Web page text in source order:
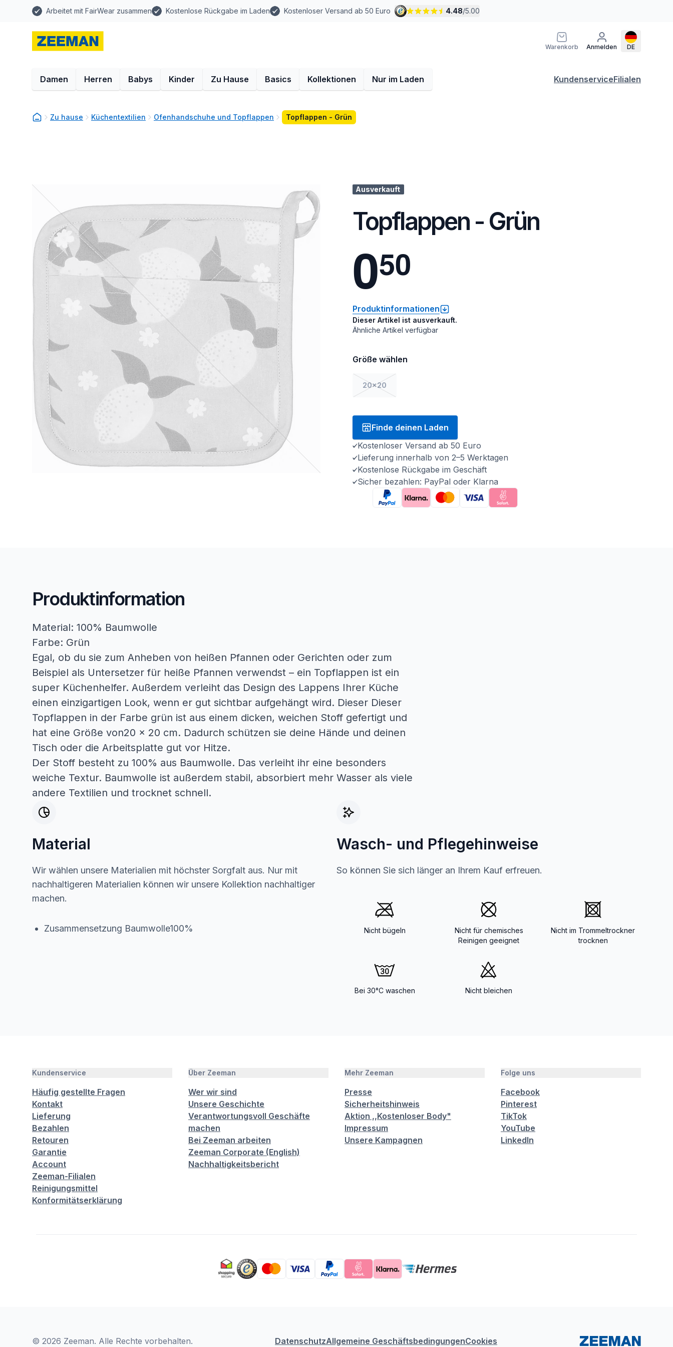
Arbeitet mit FairWear zusammen Kostenlose Rückgabe im Laden Kostenloser Versand ab 50 Euro 4.48/5.00
Warenkorb Anmelden DE
Damen Herren Babys Kinder Zu Hause Basics Kollektionen Nur im Laden KundenserviceFilialen
Zu hause Küchentextilien Ofenhandschuhe und Topflappen Topflappen - Grün
Ausverkauft
Topflappen - Grün
050
Produktinformationen
Dieser Artikel ist ausverkauft.
Ähnliche Artikel verfügbar
Größe wählen
20x20
Finde deinen Laden
Kostenloser Versand ab 50 Euro
Lieferung innerhalb von 2–5 Werktagen
Kostenlose Rückgabe im Geschäft
Sicher bezahlen: PayPal oder Klarna
Produktinformation
Material: 100% Baumwolle
Farbe: Grün
Egal, ob du sie zum Anheben von heißen Pfannen oder Gerichten oder zum
Beispiel als Untersetzer für heiße Pfannen verwendst – ein Topflappen ist ein
super Küchenhelfer. Außerdem verleiht das Design des Lappens Ihrer Küche
einen einzigartigen Look, wenn er gut sichtbar aufgehängt wird. Dieser Dieser
Topflappen in der Farbe grün ist aus einem dicken, weichen Stoff gefertigt und
hat eine Größe von20 x 20 cm. Dadurch schützen sie deine Hände und deinen
Tisch oder die Arbeitsplatte gut vor Hitze.
Der Stoff besteht zu 100% aus Baumwolle. Das verleiht ihr eine besonders
weiche Textur. Baumwolle ist außerdem stabil, absorbiert mehr Wasser als viele
andere Textilien und trocknet schnell.
Material
Wir wählen unsere Materialien mit höchster Sorgfalt aus. Nur mit
nachhaltigeren Materialien können wir unsere Kollektion nachhaltiger
machen.
Zusammensetzung Baumwolle100%
Wasch- und Pflegehinweise
So können Sie sich länger an Ihrem Kauf erfreuen.
Nicht bügeln
Nicht für chemisches
Reinigen geeignet
Nicht im Trommeltrockner
trocknen
Bei 30°C waschen Nicht bleichen
Kundenservice
Häufig gestellte Fragen
Kontakt
Lieferung
Bezahlen
Retouren
Garantie
Account
Zeeman-Filialen
Reinigungsmittel
Konformitätserklärung
Über Zeeman
Wer wir sind
Unsere Geschichte
Verantwortungsvoll Geschäfte
machen
Bei Zeeman arbeiten
Zeeman Corporate (English)
Nachhaltigkeitsbericht
Mehr Zeeman
Presse
Sicherheitshinweis
Aktion ,,Kostenloser Body"
Impressum
Unsere Kampagnen
Folge uns
Facebook
Pinterest
TikTok
YouTube
LinkedIn
© 2026 Zeeman. Alle Rechte vorbehalten. DatenschutzAllgemeine GeschäftsbedingungenCookies